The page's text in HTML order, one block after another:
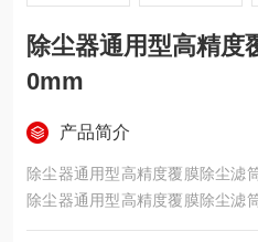
除尘器通用型高精度
0mm
产品简介
除尘器通用型高精度覆膜除尘滤
除尘器通用型高精度覆膜除尘滤
E 微孔覆膜工艺制作，是适配各